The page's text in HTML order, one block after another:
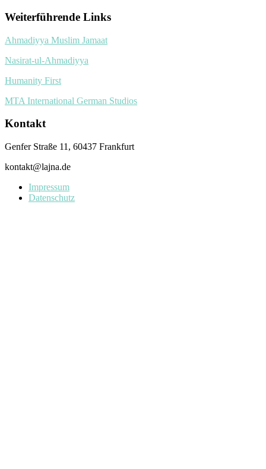
Weiterführende Links
Ahmadiyya Muslim Jamaat
Nasirat-ul-Ahmadiyya
Humanity First
MTA International German Studios
Kontakt
Genfer Straße 11, 60437 Frankfurt
kontakt@lajna.de
Impressum
Datenschutz